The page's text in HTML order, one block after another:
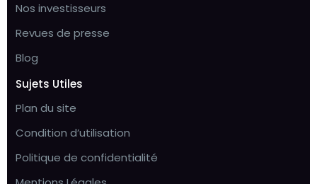
Nos investisseurs
Revues de presse
Blog
Sujets Utiles
Plan du site
Condition d’utilisation
Politique de confidentialité